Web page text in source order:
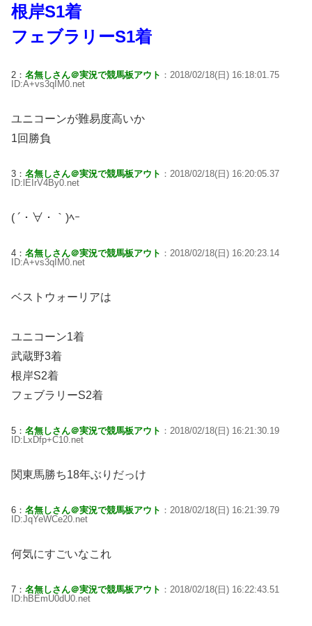
根岸S1着
フェブラリーS1着
2： 名無しさん＠実況で競馬板アウト ：2018/02/18(日) 16:18:01.75
ID:A+vs3qIM0.net
ユニコーンが難易度高いか
1回勝負
3： 名無しさん＠実況で競馬板アウト ：2018/02/18(日) 16:20:05.37
ID:lEIrV4By0.net
( ´・∀・｀)ﾍｰ
4： 名無しさん＠実況で競馬板アウト ：2018/02/18(日) 16:20:23.14
ID:A+vs3qIM0.net
ベストウォーリアは
ユニコーン1着
武蔵野3着
根岸S2着
フェブラリーS2着
5： 名無しさん＠実況で競馬板アウト ：2018/02/18(日) 16:21:30.19
ID:LxDfp+C10.net
関東馬勝ち18年ぶりだっけ
6： 名無しさん＠実況で競馬板アウト ：2018/02/18(日) 16:21:39.79
ID:JqYeWCe20.net
何気にすごいなこれ
7： 名無しさん＠実況で競馬板アウト ：2018/02/18(日) 16:22:43.51
ID:hBEmU0dU0.net